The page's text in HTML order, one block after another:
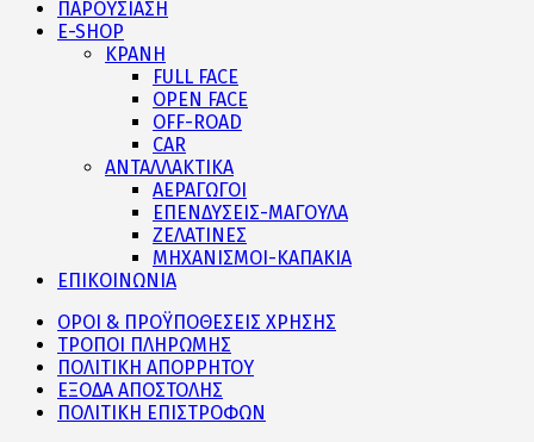
ΠΑΡΟΥΣΙΑΣΗ
E-SHOP
ΚΡΑΝΗ
FULL FACE
OPEN FACE
OFF-ROAD
CAR
ΑΝΤΑΛΛΑΚΤΙΚΑ
ΑΕΡΑΓΩΓΟΙ
ΕΠΕΝΔΥΣΕΙΣ-ΜΑΓΟΥΛΑ
ΖΕΛΑΤΙΝΕΣ
ΜΗΧΑΝΙΣΜΟΙ-ΚΑΠΑΚΙΑ
ΕΠΙΚΟΙΝΩΝΙΑ
ΟΡΟΙ & ΠΡΟΫΠΟΘΕΣΕΙΣ ΧΡΗΣΗΣ
ΤΡΟΠΟΙ ΠΛΗΡΩΜΗΣ
ΠΟΛΙΤΙΚΗ ΑΠΟΡΡΗΤΟΥ
ΕΞΟΔΑ ΑΠΟΣΤΟΛΗΣ
ΠΟΛΙΤΙΚΗ ΕΠΙΣΤΡΟΦΩΝ